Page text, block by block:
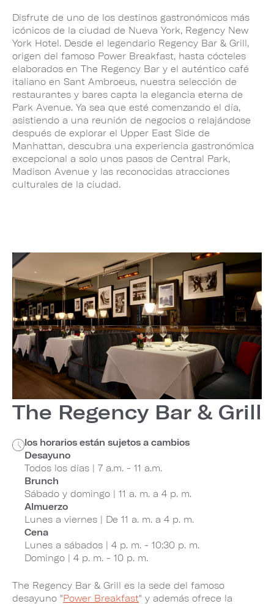
Disfrute de uno de los destinos gastronómicos más
icónicos de la ciudad de Nueva York, Regency New
York Hotel. Desde el legendario Regency Bar & Grill,
origen del famoso Power Breakfast, hasta cócteles
elaborados en The Regency Bar y el auténtico café
italiano en Sant Ambroeus, nuestra selección de
restaurantes y bares capta la elegancia eterna de
Park Avenue. Ya sea que esté comenzando el día,
asistiendo a una reunión de negocios o relajándose
después de explorar el Upper East Side de
Manhattan, descubra una experiencia gastronómica
excepcional a solo unos pasos de Central Park,
Madison Avenue y las reconocidas atracciones
culturales de la ciudad.
The Regency Bar & Grill
los horarios están sujetos a cambios
Desayuno
Todos los días | 7 a.m. - 11 a.m.
Brunch
Sábado y domingo | 11 a. m. a 4 p. m.
Almuerzo
Lunes a viernes | De 11 a. m. a 4 p. m.
Cena
Lunes a sábados | 4 p. m. - 10:30 p. m.
Domingo | 4 p. m. - 10 p. m.
The Regency Bar & Grill es la sede del famoso
desayuno "Power Breakfast" y además ofrece la